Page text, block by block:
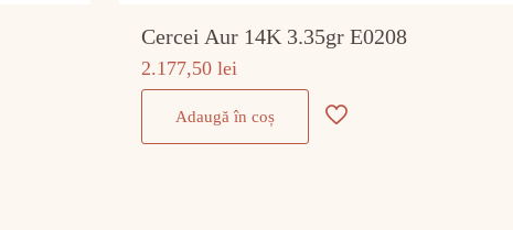
Cercei Aur 14K 3.35gr E0208
2.177,50lei
Adaugă în coș